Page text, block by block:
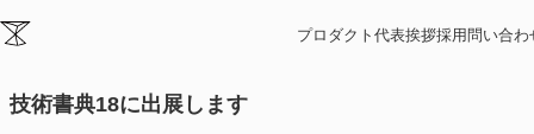
プロダクト 代表挨拶採用 問い合わ
ニュース
技術書典18に出展します